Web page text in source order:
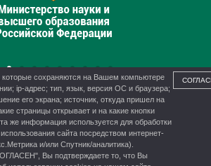
образования администрации г.
Канска
сохраняются на Вашем компьютере
ip-адрес; тип, язык, версия ОС и браузера;
его экрана; источник, откуда пришел на
страницы открывает и на какие кнопки
же информация используется для обработки
сайта посредством интернет-
и/или Спутник/аналитика).
Вы подтверждаете то, что Вы